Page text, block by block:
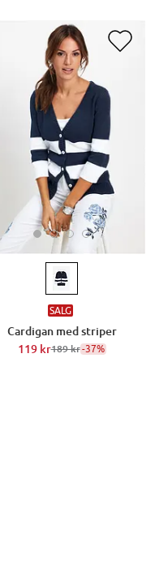
SALG
Cardigan med striper
119 kr189 kr-37%